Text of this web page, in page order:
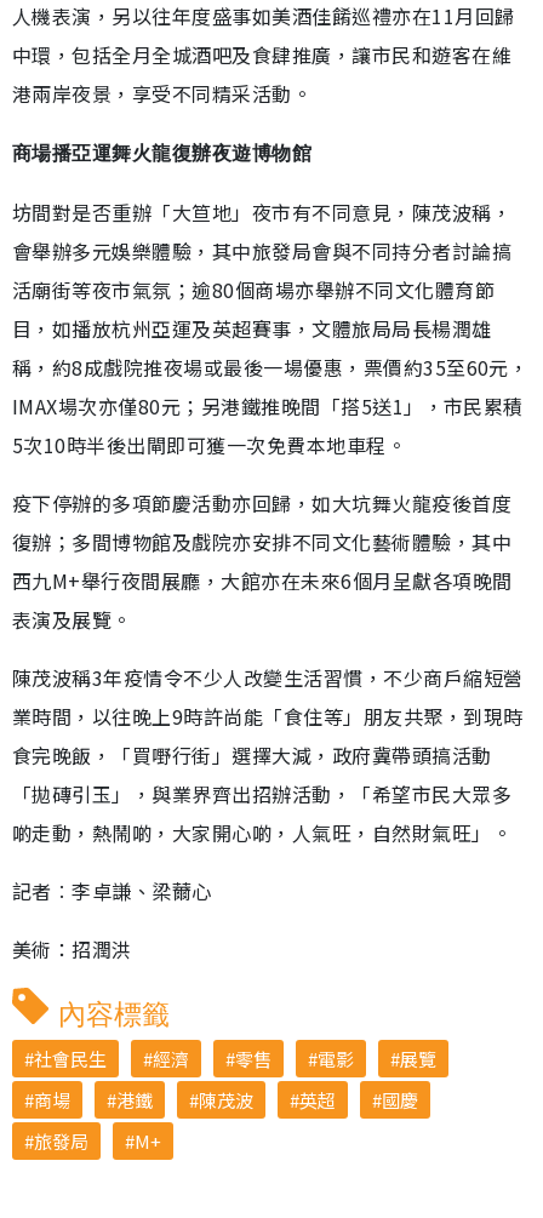
人機表演，另以往年度盛事如美酒佳餚巡禮亦在11月回歸
中環，包括全月全城酒吧及食肆推廣，讓市民和遊客在維
港兩岸夜景，享受不同精采活動。
商場播亞運舞火龍復辦夜遊博物館
坊間對是否重辦「大笪地」夜市有不同意見，陳茂波稱，
會舉辦多元娛樂體驗，其中旅發局會與不同持分者討論搞
活廟街等夜市氣氛；逾80個商場亦舉辦不同文化體育節
目，如播放杭州亞運及英超賽事，文體旅局局長楊潤雄
稱，約8成戲院推夜場或最後一場優惠，票價約35至60元，
IMAX場次亦僅80元；另港鐵推晚間「搭5送1」，市民累積
5次10時半後出閘即可獲一次免費本地車程。
疫下停辦的多項節慶活動亦回歸，如大坑舞火龍疫後首度
復辦；多間博物館及戲院亦安排不同文化藝術體驗，其中
西九M+舉行夜間展廳，大館亦在未來6個月呈獻各項晚間
表演及展覽。
陳茂波稱3年疫情令不少人改變生活習慣，不少商戶縮短營
業時間，以往晚上9時許尚能「食住等」朋友共聚，到現時
食完晚飯，「買嘢行街」選擇大減，政府冀帶頭搞活動
「拋磚引玉」，與業界齊出招辦活動，「希望市民大眾多
啲走動，熱鬧啲，大家開心啲，人氣旺，自然財氣旺」。
記者︰李卓謙、梁薾心
美術：招潤洪
內容標籤
社會民生 經濟 零售 電影
展覽
商場
港鐵 陳茂波 英超
國慶
旅發局
M+